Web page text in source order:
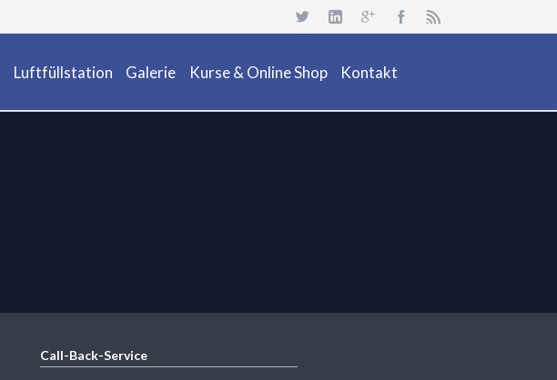
Luftfüllstation Galerie Kurse & Online Shop Kontakt
Call-Back-Service